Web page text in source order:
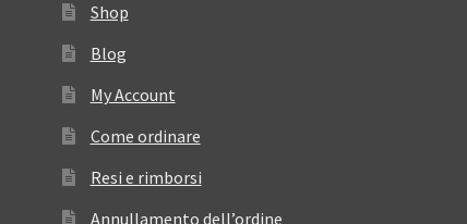
Shop
Blog
My Account
Come ordinare
Resi e rimborsi
Annullamento dell’ordine